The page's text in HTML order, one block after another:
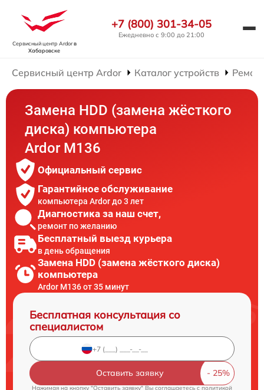
Сервисный центр Ardorв
Хабаровске
+7 (800) 301-34-05
Ежедневно с 9:00 до 21:00
Сервисный центр Ardor Каталог устройств
Замена HDD (замена жёсткого
диска) компьютера
Ardor M136
Официальный сервис
Гарантийное обслуживание
компьютера Ardor до 3 лет
Диагностика за наш счет,
ремонт по желанию
Бесплатный выезд курьера
в день обращения
Замена HDD (замена жёсткого диска)
компьютера
Ardor M136 от 35 минут
Бесплатная консультация со
специалистом
Оставить заявку
Нажимая на кнопку "Оставить заявку" Вы соглашаетесь cполитикой